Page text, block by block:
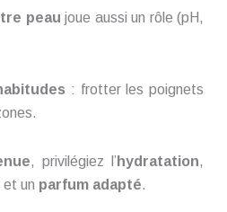
peau joue aussi un rôle (pH,
: frotter les poignets
, privilégiez l’ hydratation,
et un parfum adapté.